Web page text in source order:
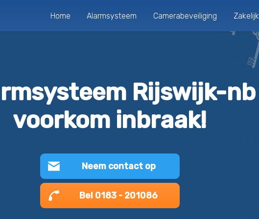
Home Alarmsysteem Camerabeveiliging Zakelijk
Rijswijk-nb
voorkom inbraak!
Neem contact op
Bel 0183 - 201086